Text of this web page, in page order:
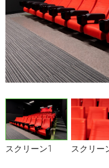
スクリーン1 スクリー